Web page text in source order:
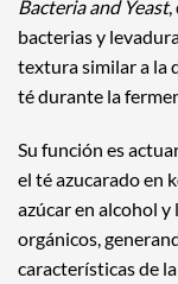
Bacteria and Yeast,
bacterias y
textura similar a la
té durante la
Su función es
el té azucarado en
azúcar en alcohol
orgánicos,
características de